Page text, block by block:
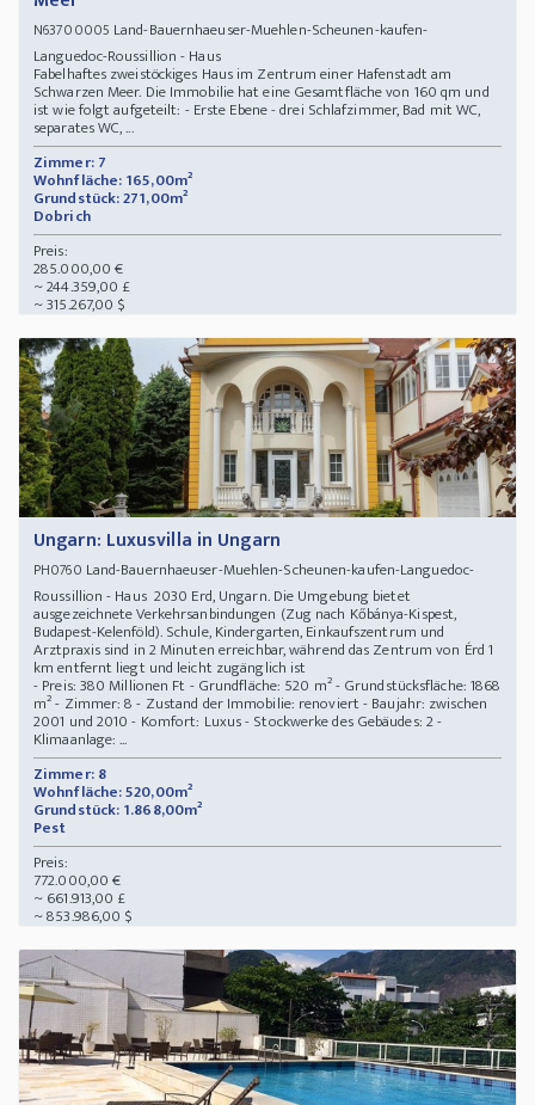
N63700005 Land-Bauernhaeuser-Muehlen-Scheunen-kaufen-
Languedoc-Roussillion - Haus
Fabelhaftes zweistöckiges Haus im Zentrum einer Hafenstadt am
Schwarzen Meer. Die Immobilie hat eine Gesamtfläche von 160 qm und
ist wie folgt aufgeteilt: - Erste Ebene - drei Schlafzimmer, Bad mit WC,
separates WC, ...
Zimmer: 7
Wohnfläche: 165,00m²
Grundstück: 271,00m²
Dobrich
Preis:
285.000,00 €
~ 244.359,00 £
~ 315.267,00 $
Ungarn: Luxusvilla in Ungarn
PH0760 Land-Bauernhaeuser-Muehlen-Scheunen-kaufen-Languedoc-
Roussillion - Haus 2030 Erd, Ungarn. Die Umgebung bietet
ausgezeichnete Verkehrsanbindungen (Zug nach Kőbánya-Kispest,
Budapest-Kelenföld). Schule, Kindergarten, Einkaufszentrum und
Arztpraxis sind in 2 Minuten erreichbar, während das Zentrum von Érd 1
km entfernt liegt und leicht zugänglich ist
- Preis: 380 Millionen Ft - Grundfläche: 520 m² - Grundstücksfläche: 1868
m² - Zimmer: 8 - Zustand der Immobilie: renoviert - Baujahr: zwischen
2001 und 2010 - Komfort: Luxus - Stockwerke des Gebäudes: 2 -
Klimaanlage: ...
Zimmer: 8
Wohnfläche: 520,00m²
Grundstück: 1.868,00m²
Pest
Preis:
772.000,00 €
~ 661.913,00 £
~ 853.986,00 $